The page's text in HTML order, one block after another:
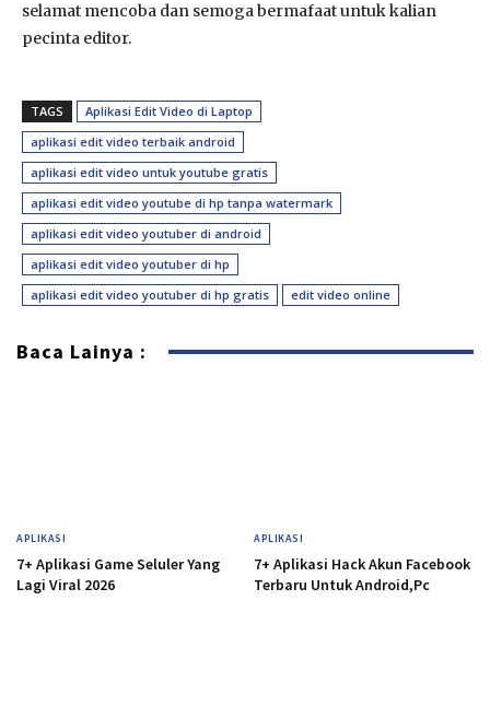
selamat mencoba dan semoga bermafaat untuk kalian
pecinta editor.
TAGS
Aplikasi Edit Video di Laptop
aplikasi edit video terbaik android
aplikasi edit video untuk youtube gratis
aplikasi edit video youtube di hp tanpa watermark
aplikasi edit video youtuber di android
aplikasi edit video youtuber di hp
aplikasi edit video youtuber di hp gratis
edit video online
Baca Lainya :
APLIKASI
7+ Aplikasi Game Seluler Yang
Lagi Viral 2026
APLIKASI
7+ Aplikasi Hack Akun Facebook
Terbaru Untuk Android,Pc